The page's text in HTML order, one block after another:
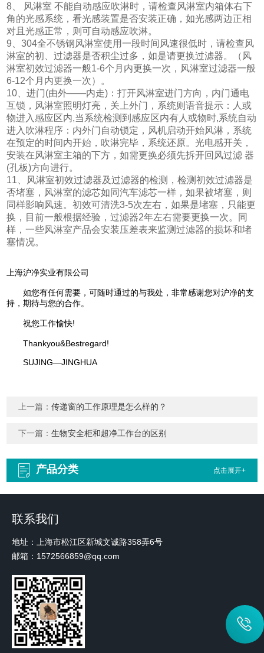
8、 风淋室 不能自动感应吹淋时，请检查风淋室内箱体右下
角的光感系统，看光感装置是否安装正确，如光感两边正相
对且光感正常，则可自动感应吹淋。
9、304全不锈钢风淋室使用一段时间风速很低时，请检查风
淋室的初、过滤器是否积尘过多，如是请更换过滤器。（风
淋室初效过滤器一般1-6个月内更换一次，风淋室过滤器一般
6-12个月内更换一次）。
10、进门(由外——内走)：打开风淋室进门方向，内门通电
互锁，风淋室照明灯亮，关上外门，系统则语音提示：人或
物进入感应区内,当系统检测到感应区内有人或物时,系统自动
进入吹淋程序：内外门自动锁定，风机启动开始风淋，系统
在预定的时间内开始，吹淋完毕，系统还原。光电感开关，
安装在风淋室主箱的下方，如需更换必须先拆开回风过滤 器
(孔板)方向进行。
11、风淋室初效过滤器及过滤器的检测，检测初效过滤器是
否堵塞，风淋室的滤芯如同汽车滤芯一样，如果被堵塞，则
同样影响风速。初效可清洗3-5次左右，如果是堵塞，只能更
换，目前一般根据经验，过滤器2年左右需要更换一次。同
样，一些风淋室产品会安装压差表来监测过滤器的损坏和堵
塞情况。
上海沪净实业有限公司
如您有任何需要，可随时通过的与我处，非常感谢您对沪净的支
持，期待与您的合作。
祝您工作愉快!
Thankyou&Bestregard!
SUJING—JINGHUA
上一篇：传递窗的工作原理是怎么样的？
下一篇：生物安全柜和超净工作台的区别
产品分类 点击展开+
联系我们
地址：上海市松江区新城文诚路358弄6号
邮箱：1572566859@qq.com